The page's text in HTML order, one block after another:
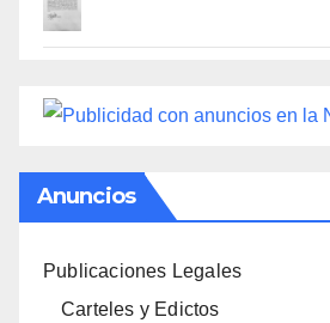
Anuncios
Publicaciones Legales
Carteles y Edictos